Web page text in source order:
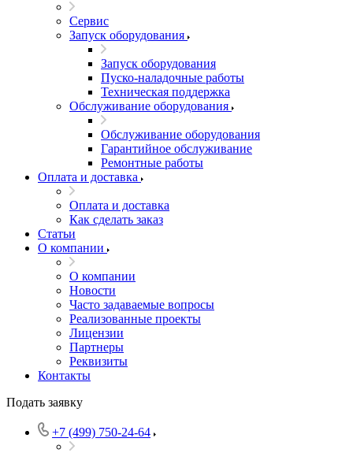
Сервис
Запуск оборудования
Запуск оборудования
Пуско-наладочные работы
Техническая поддержка
Обслуживание оборудования
Обслуживание оборудования
Гарантийное обслуживание
Ремонтные работы
Оплата и доставка
Оплата и доставка
Как сделать заказ
Статьи
О компании
О компании
Новости
Часто задаваемые вопросы
Реализованные проекты
Лицензии
Партнеры
Реквизиты
Контакты
Подать заявку
+7 (499) 750-24-64